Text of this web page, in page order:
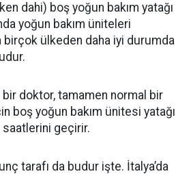
dahi) boş yoğun bakım yatağı
yoğun bakım üniteleri
birçok ülkeden daha iyi durumda
bir doktor, tamamen normal bir
boş yoğun bakım ünitesi yatağı
geçirir.
tarafı da budur işte. İtalya’da